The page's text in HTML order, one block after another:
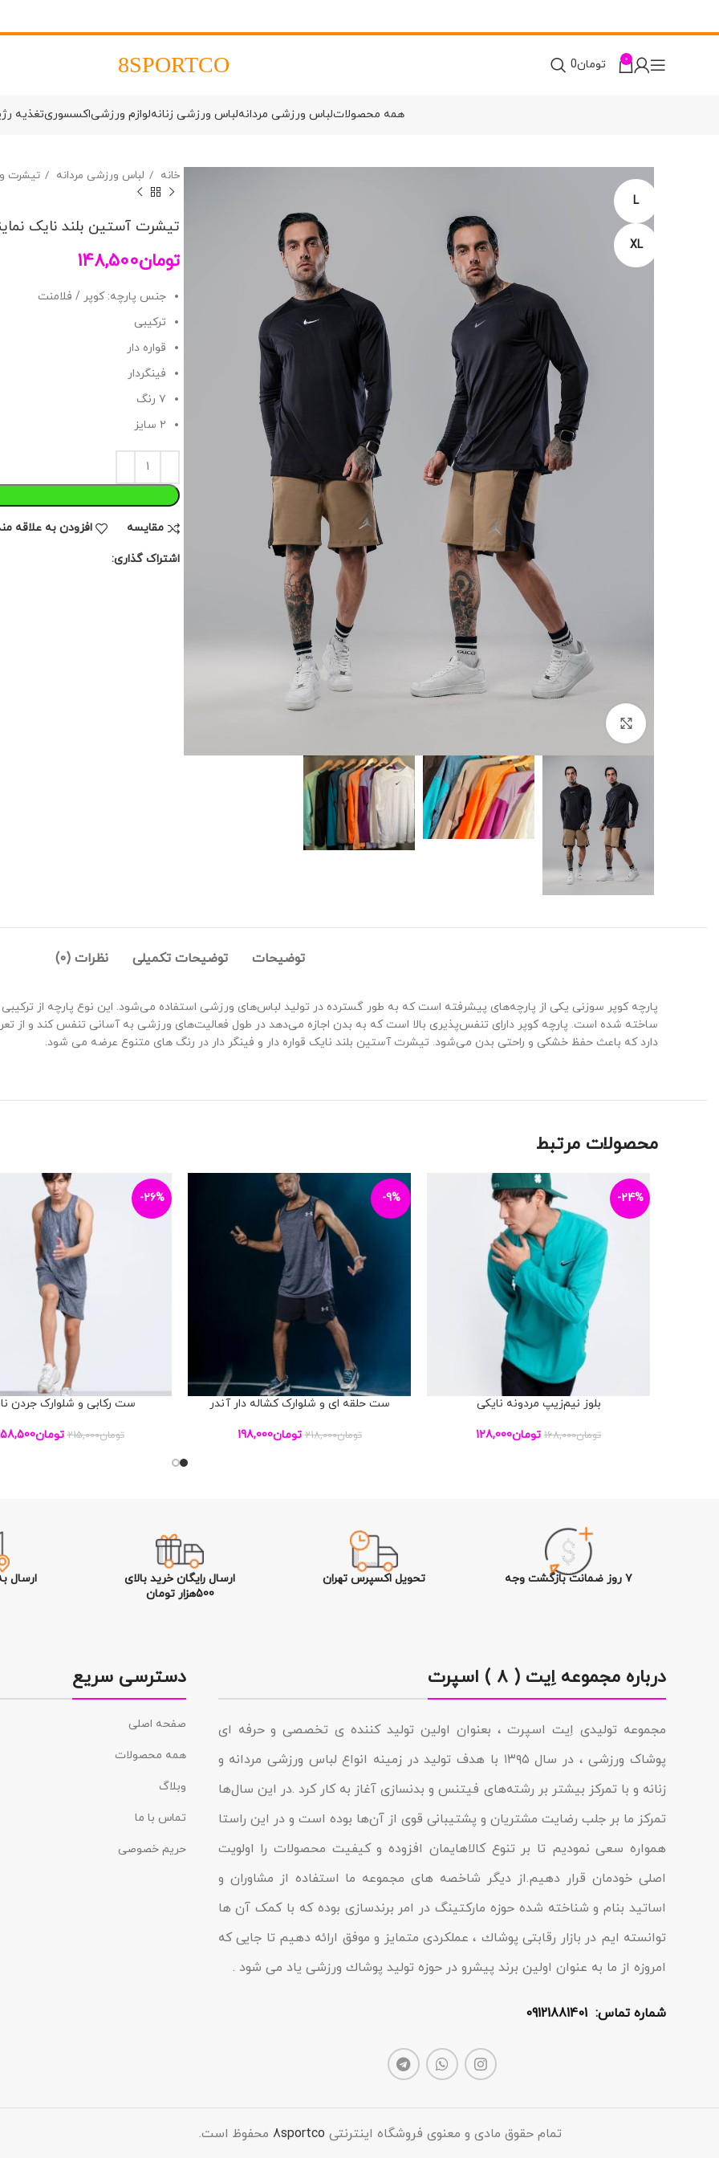
0 تومان0
8SPORTCO
همه محصولاتلباس ورزشی مردانهلباس ورزشی زنانهلوازم ورزشیاکسسوریتغذیه
L
XL
خانه لباس ورزشی مردانه تیشرت و
تیشرت آستین بلند نایک
تومان148,500
جنس پارچه: کوپر / فلامنت
ترکیبی
قواره دار
فینگردار
۷ رنگ
۲ سایز
مقايسه افزودن به علاقه
اشتراک گذاری:
توضیحات توضیحات تکمیلی نظرات (0)
پارچه کوپر سوزنی یکی از پارچه‌های پیشرفته است که به طور گسترده در تولید لباس‌های ورزشی استفاده می‌شود. این نوع پارچه از ترکیبی
ساخته شده است. پارچه کوپر دارای تنفس‌پذیری بالا است که به بدن اجازه می‌دهد در طول فعالیت‌های ورزشی به آسانی تنفس کند و از
دارد که باعث حفظ خشکی و راحتی بدن می‌شود. تیشرت آستین بلند نایک قواره دار و فینگر دار در رنگ های متنوع عرضه می شود.
محصولات مرتبط
-24%
افزودن به سبد خریدبلوز نیم‌زیپ مردونه نایکی
تومان168,000 تومان128,000
-9%
افزودن به سبد خرید
ست حلقه ای و شلوارک کشاله دار آندر
تومان218,000 تومان198,000
-26%
افزودن به سبد خرید
ست رکابی و شلوارک جردن
تومان215,000 تومان
۷ روز ضمانت بازگشت وجه تحویل اکسپرس تهران
ارسال رایگان خرید بالای
500هزار تومان
ارسال
درباره مجموعه اِیت ( ۸ ) اسپرت
مجموعه تولیدى اِیت اسپرت ، بعنوان اولین تولید کننده ی تخصصی و حرفه ای
پوشاک ورزشی ، در سال ۱۳۹۵ با هدف تولید در زمینه انواع لباس ورزشی مردانه و
زنانه و با تمرکز بیشتر بر رشته‌های فیتنس و بدنسازی آغاز به کار کرد .در این سال‌ها
تمرکز ما بر جلب رضایت مشتریان و پشتیبانی قوی از آن‌ها بوده است و در این راستا
همواره سعی نمودیم تا بر تنوع کالاهایمان افزوده و کیفیت محصولات را اولویت
اصلی خودمان قرار دهیم.از دیگر شاخصه هاى مجموعه ما استفاده از مشاوران و
اساتید بنام و شناخته شده حوزه مارکتینگ در امر برندسازى بوده که با کمک آن ها
توانسته ایم در بازار رقابتى پوشاك ، عملکردى متمایز و موفق ارائه دهیم تا جایى که
امروزه از ما به عنوان اولین برند پیشرو در حوزه تولید پوشاك ورزشی یاد مى شود .
شماره تماس: 09121881401
دسترسی سریع
صفحه اصلی
همه محصولات
وبلاگ
تماس با ما
حریم خصوصی
تمام حقوق مادی و معنوی فروشگاه اینترنتی 8sportco محفوظ است.